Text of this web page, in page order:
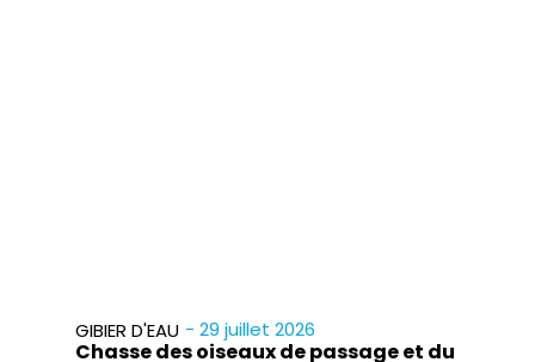
GIBIER D'EAU - 29 juillet 2026
Chasse des oiseaux de passage et du